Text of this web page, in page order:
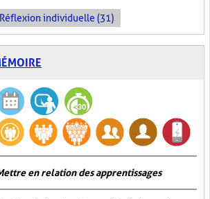
Réflexion individuelle (31)
en relation des apprentissages